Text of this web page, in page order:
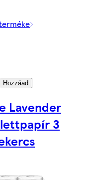
Hozzáad
Lavender
3